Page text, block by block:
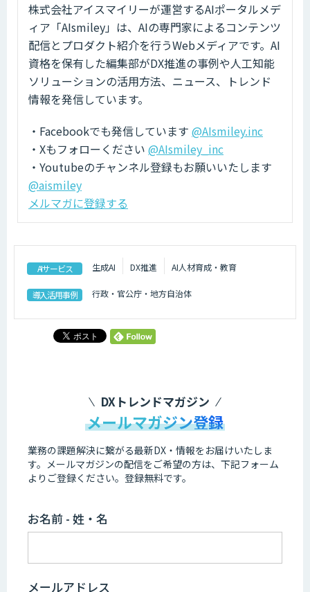
株式会社アイスマイリーが運営するAIポータルメデ
ィア「AIsmiley」は、AIの専門家によるコンテンツ
配信とプロダクト紹介を行うWebメディアです。AI
資格を保有した編集部がDX推進の事例や人工知能
ソリューションの活用方法、ニュース、トレンド
情報を発信しています。
・Facebookでも発信しています @AIsmiley.inc
・Xもフォローください @AIsmiley_inc
・Youtubeのチャンネル登録もお願いいたします
@aismiley
メルマガに登録する
AIサービス 生成AI DX推進 AI人材育成・教育
導入活用事例 行政・官公庁・地方自治体
DXトレンドマガジン
メールマガジン登録
業務の課題解決に繋がる最新DX・情報をお届けいたしま
す。 メールマガジンの配信をご希望の方は、下記フォーム
よりご登録ください。登録無料です。
お名前 - 姓・名
メールアドレス